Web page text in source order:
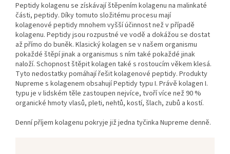
Peptidy kolagenu se získávají štěpením kolagenu na malinkaté
části, peptidy. Díky tomuto složitému procesu mají
kolagenové peptidy mnohem vyšší účinnost než v případě
kolagenu. Peptidy jsou rozpustné ve vodě a dokážou se dostat
až přímo do buněk. Klasický kolagen se v našem organismu
pokaždé štěpí jinak a organismus s ním také pokaždé jinak
naloží. Schopnost štěpit kolagen také s rostoucím věkem klesá.
Tyto nedostatky pomáhají řešit kolagenové peptidy. Produkty
Nupreme s kolagenem obsahují Peptidy typu I. Právě kolagen I.
typu je v lidském těle zastoupen nejvíce, tvoří více než 90 %
organické hmoty vlasů, pleti, nehtů, kostí, šlach, zubů a kostí.
Denní příjem kolagenu pokryje již jedna tyčinka Nupreme denně.